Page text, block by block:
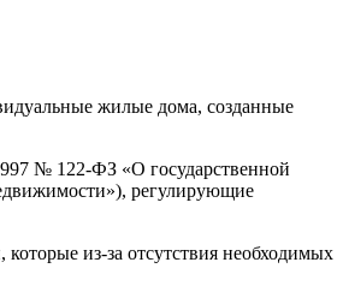
жилые дома, созданные
№ 122-ФЗ «О государственной
регулирующие
которые из-за отсутствия необходимых